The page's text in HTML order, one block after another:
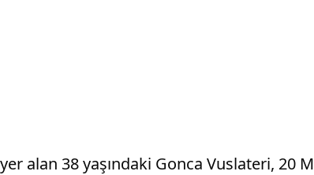
alan 38 yaşındaki Gonca Vuslateri, 20